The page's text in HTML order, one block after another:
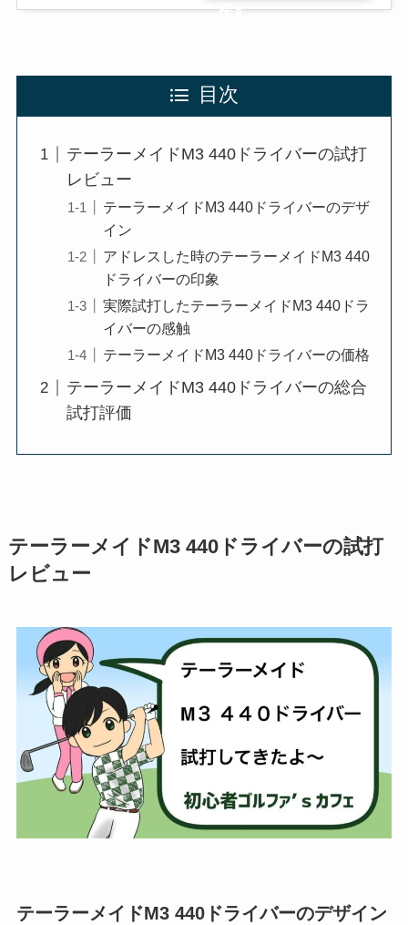
探す
目次
テーラーメイドM3 440ドライバーの試打
レビュー
テーラーメイドM3 440ドライバーのデザ
イン
アドレスした時のテーラーメイドM3 440
ドライバーの印象
実際試打したテーラーメイドM3 440ドラ
イバーの感触
テーラーメイドM3 440ドライバーの価格
テーラーメイドM3 440ドライバーの総合
試打評価
テーラーメイドM3 440ドライバーの試打
レビュー
テーラーメイドM3 440ドライバーのデザイン